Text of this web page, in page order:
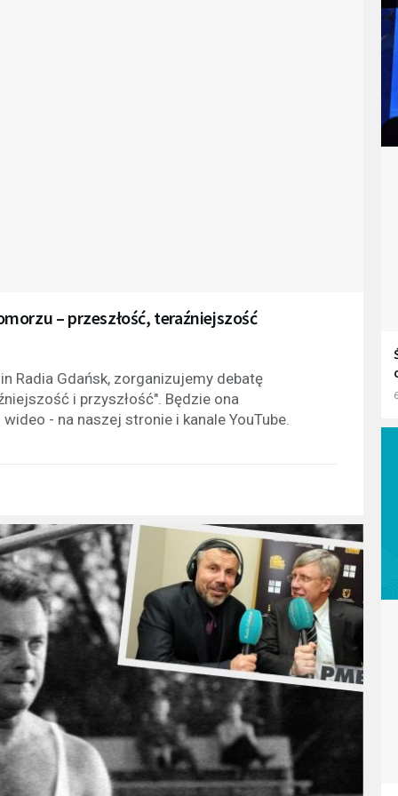
– przeszłość, teraźniejszość
Radia Gdańsk, zorganizujemy debatę
i przyszłość". Będzie ona
- na naszej stronie i kanale YouTube.